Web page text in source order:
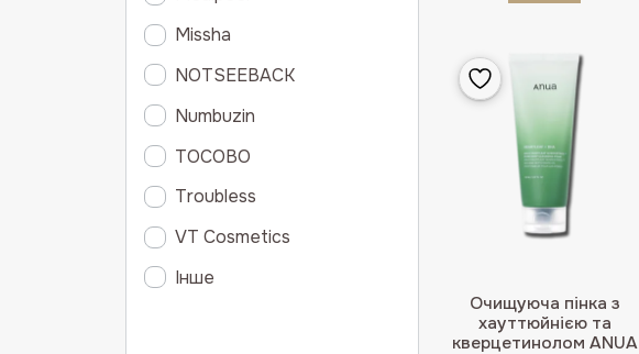
Missha
NOTSEEBACK
Numbuzin
TOCOBO
Troubless
VT Cosmetics
Інше
Очищуюча пінка з
хауттюйнією та
кверцетинолом ANUA